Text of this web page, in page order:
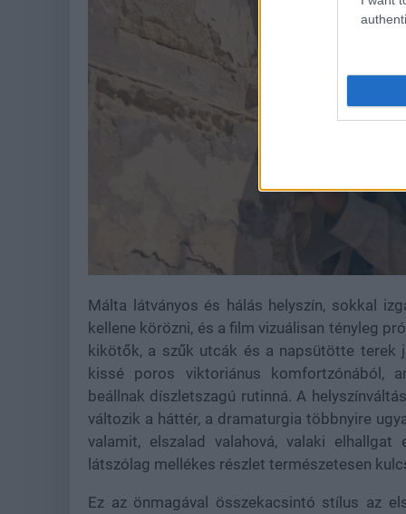
Málta látványos és hálás helyszín, sokkal
kellene körözni, és a film vizuálisan tényleg
kikötők, a szűk utcák és a napsütötte terek
kissé poros viktoriánus komfortzónából,
beállnak díszletszagú rutinná. A
változik a háttér, a dramaturgia többnyire
valamit, elszalad valahová, valaki
látszólag mellékes részlet természetesen
Ez az önmagával összekacsintó stílus az